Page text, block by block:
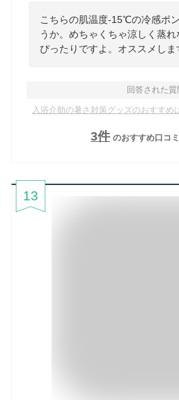
こちらの肌温度-15℃の冷感ポ
うか。めちゃくちゃ涼しく蒸
ぴったりですよ。オススメしま
回答された質
入浴介助の暑さ対策グッズのおすすめ
3件 のおすすめ口コ
13